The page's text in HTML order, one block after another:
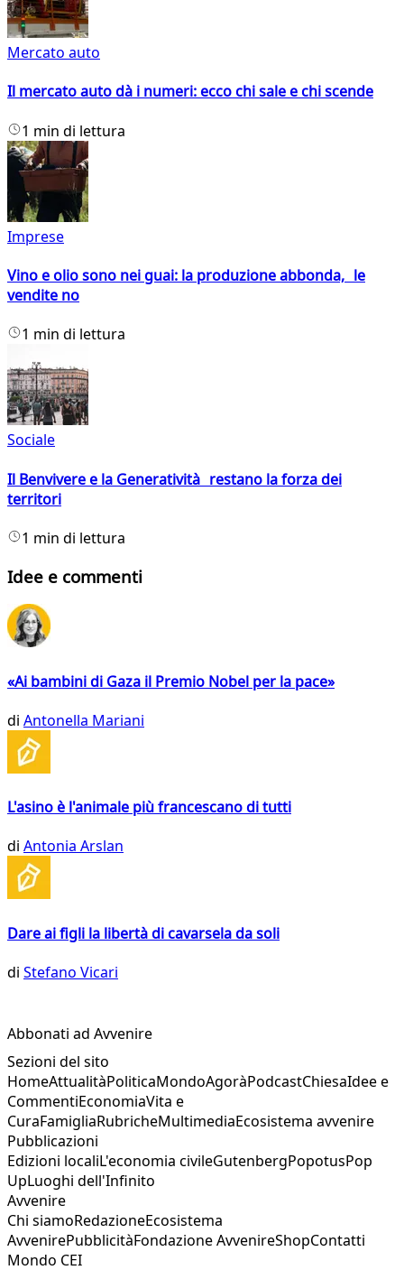
Mercato auto
Il mercato auto dà i numeri: ecco chi sale e chi scende
1 min di lettura
Imprese
Vino e olio sono nei guai: la produzione abbonda, le
vendite no
1 min di lettura
Sociale
Il Benvivere e la Generatività restano la forza dei
territori
1 min di lettura
Idee e commenti
«Ai bambini di Gaza il Premio Nobel per la pace»
di Antonella Mariani
L'asino è l'animale più francescano di tutti
di Antonia Arslan
Dare ai figli la libertà di cavarsela da soli
di Stefano Vicari
Abbonati ad Avvenire
Sezioni del sito
HomeAttualitàPoliticaMondoAgoràPodcastChiesaIdee e
CommentiEconomiaVita e
CuraFamigliaRubricheMultimediaEcosistema avvenire
Pubblicazioni
Edizioni localiL'economia civileGutenbergPopotusPop
UpLuoghi dell'Infinito
Avvenire
Chi siamoRedazioneEcosistema
AvvenirePubblicitàFondazione AvvenireShopContatti
Mondo CEI